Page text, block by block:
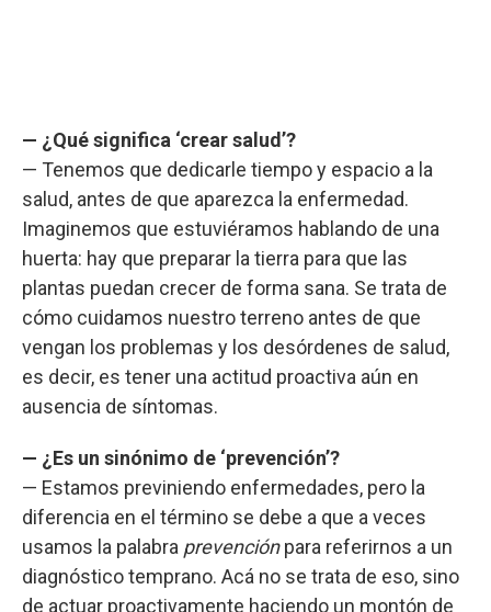
— ¿Qué significa ‘crear salud’?
— Tenemos que dedicarle tiempo y espacio a la
salud, antes de que aparezca la enfermedad.
Imaginemos que estuviéramos hablando de una
huerta: hay que preparar la tierra para que las
plantas puedan crecer de forma sana. Se trata de
cómo cuidamos nuestro terreno antes de que
vengan los problemas y los desórdenes de salud,
es decir, es tener una actitud proactiva aún en
ausencia de síntomas.
— ¿Es un sinónimo de ‘prevención’?
— Estamos previniendo enfermedades, pero la
diferencia en el término se debe a que a veces
usamos la palabra prevenciónpara referirnos a un
diagnóstico temprano. Acá no se trata de eso, sino
de actuar proactivamente haciendo un montón de